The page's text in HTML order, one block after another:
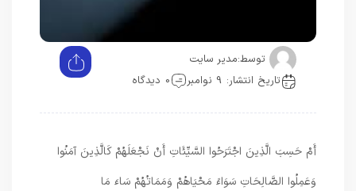
توسط:مدیر سایت
تاریخ انتشار: 9 نوامبر
0 دیدگاه
أَمْ حَسِبَ الَّذِينَ اجْتَرَحُوا السَّيِّئَاتِ أَنْ نَجْعَلَهُمْ كَالَّذِينَ آمَنُوا
وَعَمِلُوا الصَّالِحَاتِ سَوَاءً مَحْيَاهُمْ وَمَمَاتُهُمْ سَاءَ مَا